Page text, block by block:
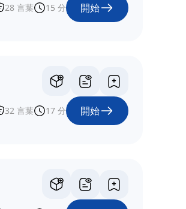
28 言葉 15 分 開始
32 言葉 17 分 開始